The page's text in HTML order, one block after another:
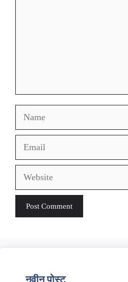
Name
Email
Website
नवीन पोस्ट